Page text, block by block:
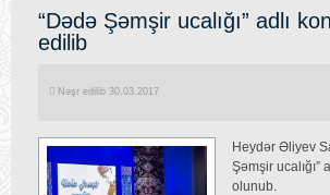
“Dədə Şəmşir ucalığı” adlı
edilib
Nəşr edilib 30.03.2017
Heydər Əliyev
Şəmşir ucalığı”
olunub.